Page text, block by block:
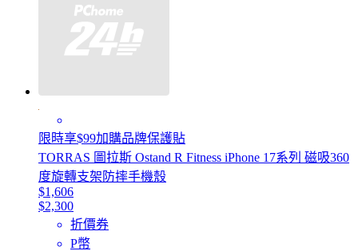
限時享$99加購品牌保護貼
TORRAS 圖拉斯 Ostand R Fitness iPhone 17系列 磁吸360
度旋轉支架防摔手機殼
$1,606
$2,300
折價券
P幣